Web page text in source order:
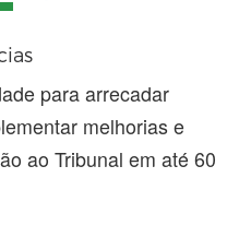
para arrecadar
melhorias e
ao Tribunal em até 60